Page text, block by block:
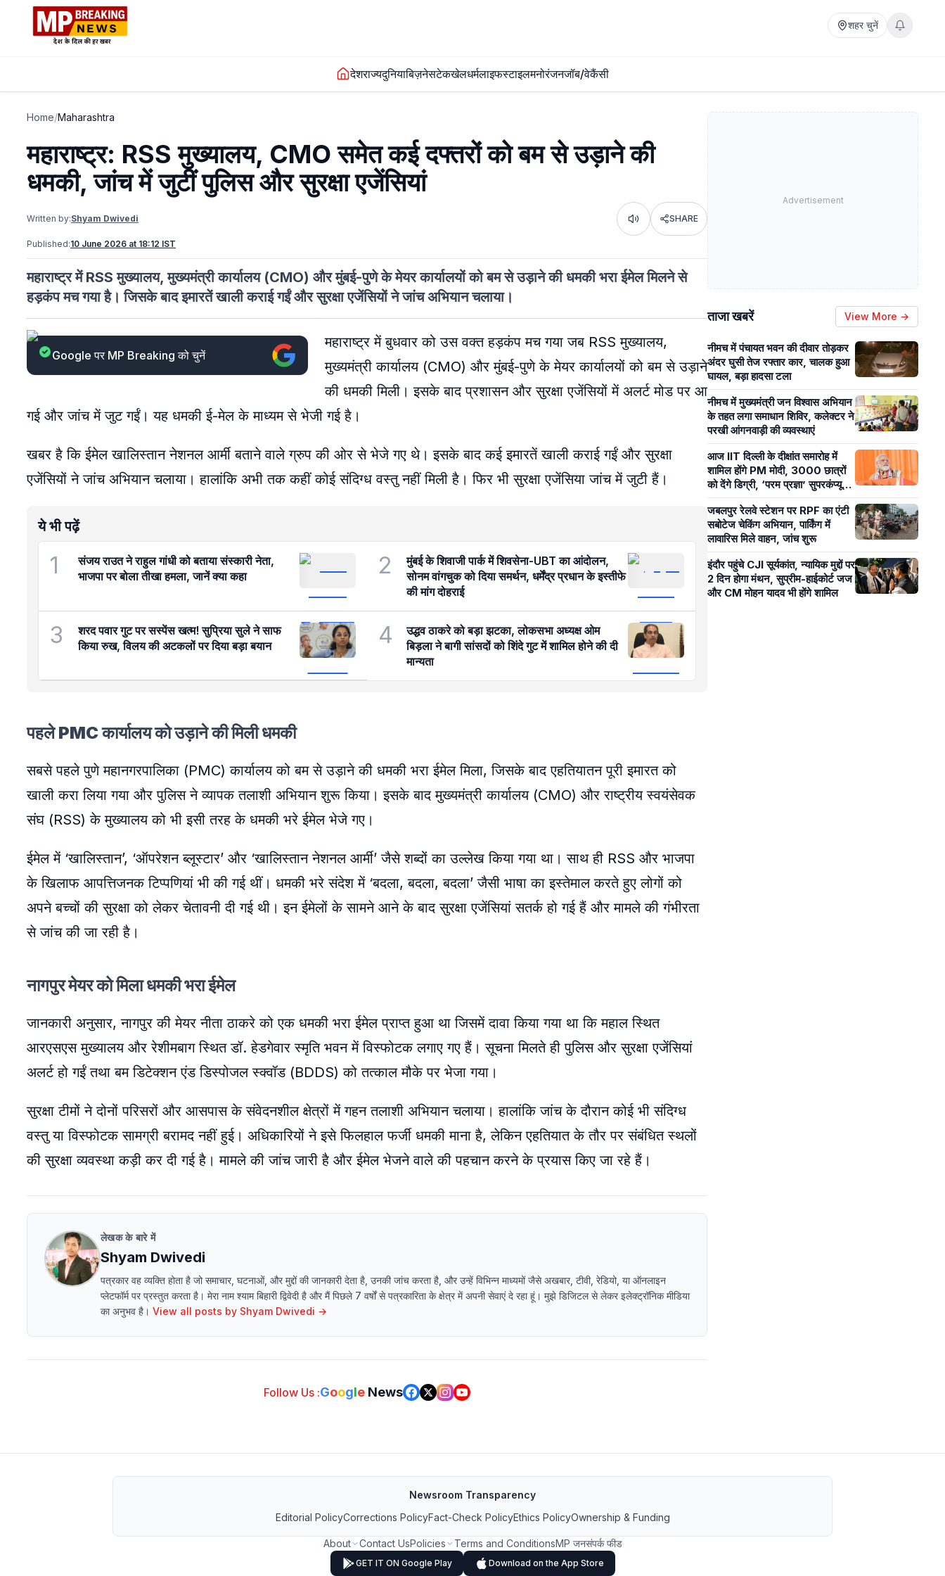
शहर चुनें
देशराज्यदुनियाबिज़नेसटेकखेलधर्मलाइफस्टाइलमनोरंजनजॉब/वेकैंसी
Home/Maharashtra
महाराष्ट्र: RSS मुख्यालय, CMO समेत कई दफ्तरों को बम से उड़ाने की
धमकी, जांच में जुटीं पुलिस और सुरक्षा एजेंसियां
Written by:Shyam Dwivedi Listen SHARE
Published:10 June 2026 at 18:12 IST
महाराष्ट्र में RSS मुख्यालय, मुख्यमंत्री कार्यालय (CMO) और मुंबई-पुणे के मेयर कार्यालयों को बम से उड़ाने की धमकी भरा ईमेल मिलने से
हड़कंप मच गया है। जिसके बाद इमारतें खाली कराई गईं और सुरक्षा एजेंसियों ने जांच अभियान चलाया।
Google पर MP Breaking को चुनें
महाराष्ट्र में बुधवार को उस वक्त हड़कंप मच गया जब RSS मुख्यालय,
मुख्यमंत्री कार्यालय (CMO) और मुंबई-पुणे के मेयर कार्यालयों को बम से उड़ाने
की धमकी मिली। इसके बाद प्रशासन और सुरक्षा एजेंसियों में अलर्ट मोड पर आ
गई और जांच में जुट गईं। यह धमकी ई-मेल के माध्यम से भेजी गई है।
खबर है कि ईमेल खालिस्तान नेशनल आर्मी बताने वाले ग्रुप की ओर से भेजे गए थे। इसके बाद कई इमारतें खाली कराई गईं और सुरक्षा
एजेंसियों ने जांच अभियान चलाया। हालांकि अभी तक कहीं कोई संदिग्ध वस्तु नहीं मिली है। फिर भी सुरक्षा एजेंसिया जांच में जुटी हैं।
ये भी पढ़ें
1
संजय राउत ने राहुल गांधी को बताया संस्कारी नेता,
भाजपा पर बोला तीखा हमला, जानें क्या कहा
2
मुंबई के शिवाजी पार्क में शिवसेना-UBT का आंदोलन,
सोनम वांगचुक को दिया समर्थन, धर्मेंद्र प्रधान के इस्तीफे
की मांग दोहराई
3
शरद पवार गुट पर सस्पेंस खत्म! सुप्रिया सुले ने साफ
किया रुख, विलय की अटकलों पर दिया बड़ा बयान
4
उद्धव ठाकरे को बड़ा झटका, लोकसभा अध्यक्ष ओम
बिड़ला ने बागी सांसदों को शिंदे गुट में शामिल होने की दी
मान्यता
पहले PMC कार्यालय को उड़ाने की मिली धमकी
सबसे पहले पुणे महानगरपालिका (PMC) कार्यालय को बम से उड़ाने की धमकी भरा ईमेल मिला, जिसके बाद एहतियातन पूरी इमारत को
खाली करा लिया गया और पुलिस ने व्यापक तलाशी अभियान शुरू किया। इसके बाद मुख्यमंत्री कार्यालय (CMO) और राष्ट्रीय स्वयंसेवक
संघ (RSS) के मुख्यालय को भी इसी तरह के धमकी भरे ईमेल भेजे गए।
ईमेल में ‘खालिस्तान’, ‘ऑपरेशन ब्लूस्टार’ और ‘खालिस्तान नेशनल आर्मी’ जैसे शब्दों का उल्लेख किया गया था। साथ ही RSS और भाजपा
के खिलाफ आपत्तिजनक टिप्पणियां भी की गई थीं। धमकी भरे संदेश में ‘बदला, बदला, बदला’ जैसी भाषा का इस्तेमाल करते हुए लोगों को
अपने बच्चों की सुरक्षा को लेकर चेतावनी दी गई थी। इन ईमेलों के सामने आने के बाद सुरक्षा एजेंसियां सतर्क हो गई हैं और मामले की गंभीरता
से जांच की जा रही है।
नागपुर मेयर को मिला धमकी भरा ईमेल
जानकारी अनुसार, नागपुर की मेयर नीता ठाकरे को एक धमकी भरा ईमेल प्राप्त हुआ था जिसमें दावा किया गया था कि महाल स्थित
आरएसएस मुख्यालय और रेशीमबाग स्थित डॉ. हेडगेवार स्मृति भवन में विस्फोटक लगाए गए हैं। सूचना मिलते ही पुलिस और सुरक्षा एजेंसियां
अलर्ट हो गईं तथा बम डिटेक्शन एंड डिस्पोजल स्क्वॉड (BDDS) को तत्काल मौके पर भेजा गया।
सुरक्षा टीमों ने दोनों परिसरों और आसपास के संवेदनशील क्षेत्रों में गहन तलाशी अभियान चलाया। हालांकि जांच के दौरान कोई भी संदिग्ध
वस्तु या विस्फोटक सामग्री बरामद नहीं हुई। अधिकारियों ने इसे फिलहाल फर्जी धमकी माना है, लेकिन एहतियात के तौर पर संबंधित स्थलों
की सुरक्षा व्यवस्था कड़ी कर दी गई है। मामले की जांच जारी है और ईमेल भेजने वाले की पहचान करने के प्रयास किए जा रहे हैं।
लेखक के बारे में
Shyam Dwivedi
पत्रकार वह व्यक्ति होता है जो समाचार, घटनाओं, और मुद्दों की जानकारी देता है, उनकी जांच करता है, और उन्हें विभिन्न माध्यमों जैसे अखबार, टीवी, रेडियो, या ऑनलाइन
प्लेटफॉर्म पर प्रस्तुत करता है। मेरा नाम श्याम बिहारी द्विवेदी है और मैं पिछले 7 वर्षों से पत्रकारिता के क्षेत्र में अपनी सेवाएं दे रहा हूं। मुझे डिजिटल से लेकर इलेक्ट्रॉनिक मीडिया
का अनुभव है। View all posts by Shyam Dwivedi →
Follow Us :Google News
Advertisement
ताजा खबरें View More →
नीमच में पंचायत भवन की दीवार तोड़कर
अंदर घुसी तेज रफ्तार कार, चालक हुआ
घायल, बड़ा हादसा टला
नीमच में मुख्यमंत्री जन विश्वास अभियान
के तहत लगा समाधान शिविर, कलेक्टर ने
परखी आंगनवाड़ी की व्यवस्थाएं
आज IIT दिल्ली के दीक्षांत समारोह में
शामिल होंगे PM मोदी, 3000 छात्रों
को देंगे डिग्री, ‘परम प्रज्ञा’ सुपरकंप्यूटर
का करेंगे उद्घाटन
जबलपुर रेलवे स्टेशन पर RPF का एंटी
सबोटेज चेकिंग अभियान, पार्किंग में
लावारिस मिले वाहन, जांच शुरू
इंदौर पहुंचे CJI सूर्यकांत, न्यायिक मुद्दों पर
2 दिन होगा मंथन, सुप्रीम-हाईकोर्ट जज
और CM मोहन यादव भी होंगे शामिल
Newsroom Transparency
Editorial PolicyCorrections PolicyFact-Check PolicyEthics PolicyOwnership & Funding
About Contact UsPolicies Terms and ConditionsMP जनसंपर्क फीड
GET IT ON Google Play Download on the App Store